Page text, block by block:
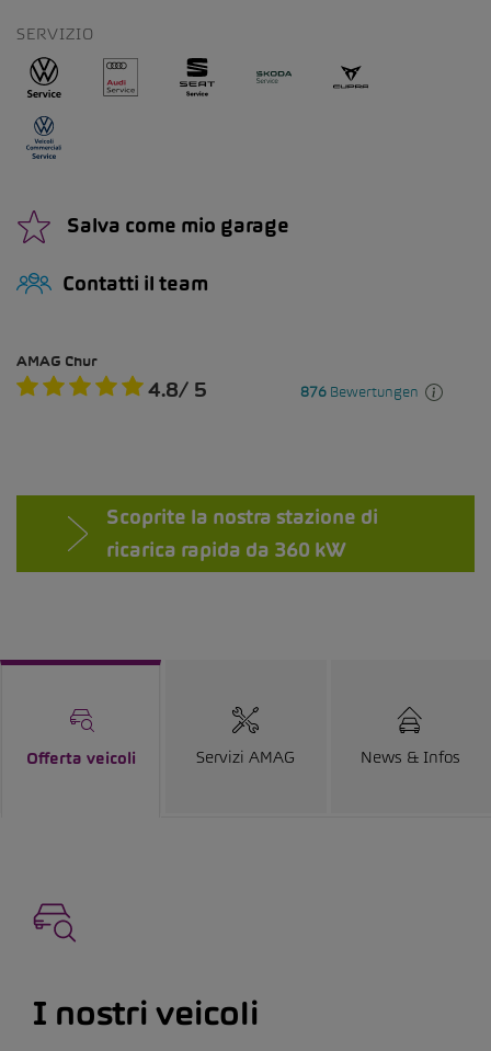
SERVIZIO
Salva come mio garage
Contatti il team
Scoprite la nostra stazione di
ricarica rapida da 360 kW
Offerta veicoli Servizi AMAG News & Infos
I nostri veicoli